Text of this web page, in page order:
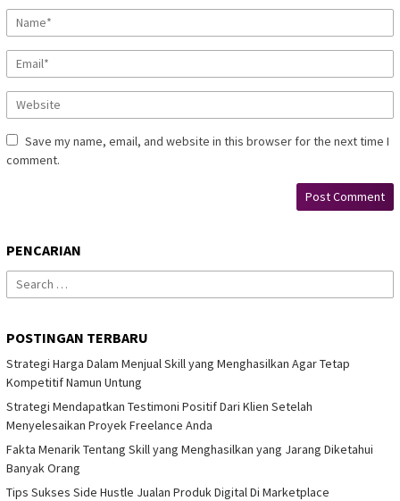
Save my name, email, and website in this browser for the next time I
comment.
PENCARIAN
Search
for:
POSTINGAN TERBARU
Strategi Harga Dalam Menjual Skill yang Menghasilkan Agar Tetap
Kompetitif Namun Untung
Strategi Mendapatkan Testimoni Positif Dari Klien Setelah
Menyelesaikan Proyek Freelance Anda
Fakta Menarik Tentang Skill yang Menghasilkan yang Jarang Diketahui
Banyak Orang
Tips Sukses Side Hustle Jualan Produk Digital Di Marketplace